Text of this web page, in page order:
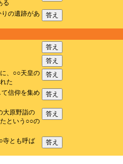
る
の遺跡があ
答え
答え
答え
、○○天皇の
た
答え
信仰を集め
答え
大原野詣の
という○○の
答え
寺とも呼ば
答え